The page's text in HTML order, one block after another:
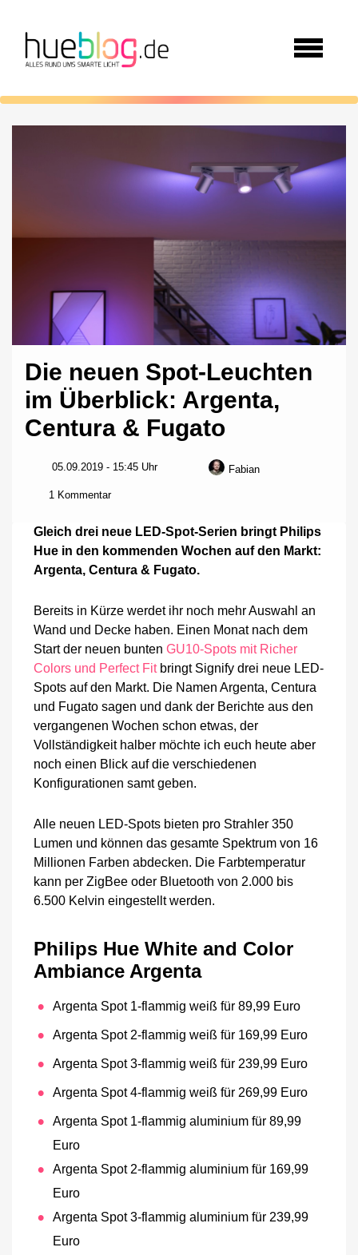
Die neuen Spot-Leuchten
im Überblick: Argenta,
Centura & Fugato
05.09.2019 - 15:45 Uhr Fabian
1 Kommentarzu
neuen
Spot-
Leuchten
im
Centura
&
Fugato
Gleich drei neue LED-Spot-Serien bringt Philips
Hue in den kommenden Wochen auf den Markt:
Argenta, Centura & Fugato.
Bereits in Kürze werdet ihr noch mehr Auswahl an
Wand und Decke haben. Einen Monat nach dem
Start der neuen bunten GU10-Spots mit Richer
Colors und Perfect Fitbringt Signify drei neue LED-
Spots auf den Markt. Die Namen Argenta, Centura
und Fugato sagen und dank der Berichte aus den
vergangenen Wochen schon etwas, der
Vollständigkeit halber möchte ich euch heute aber
noch einen Blick auf die verschiedenen
Konfigurationen samt geben.
Alle neuen LED-Spots bieten pro Strahler 350
Lumen und können das gesamte Spektrum von 16
Millionen Farben abdecken. Die Farbtemperatur
kann per ZigBee oder Bluetooth von 2.000 bis
6.500 Kelvin eingestellt werden.
Philips Hue White and Color
Ambiance Argenta
Argenta Spot 1-flammig weiß für 89,99 Euro
Argenta Spot 2-flammig weiß für 169,99 Euro
Argenta Spot 3-flammig weiß für 239,99 Euro
Argenta Spot 4-flammig weiß für 269,99 Euro
Argenta Spot 1-flammig aluminium für 89,99
Euro
Argenta Spot 2-flammig aluminium für 169,99
Euro
Argenta Spot 3-flammig aluminium für 239,99
Euro